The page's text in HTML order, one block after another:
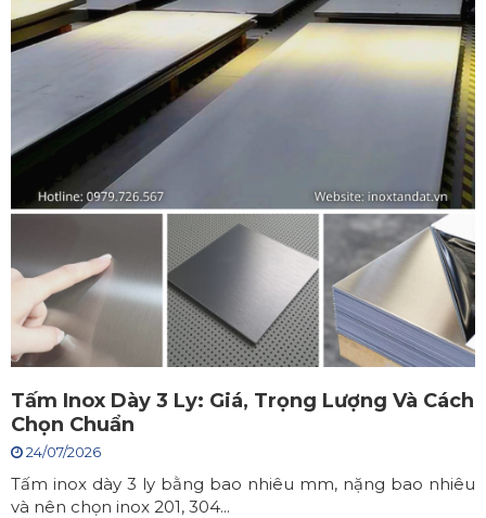
Tấm Inox Dày 3 Ly: Giá, Trọng Lượng Và Cách
Chọn Chuẩn
24/07/2026
Tấm inox dày 3 ly bằng bao nhiêu mm, nặng bao nhiêu
và nên chọn inox 201, 304...